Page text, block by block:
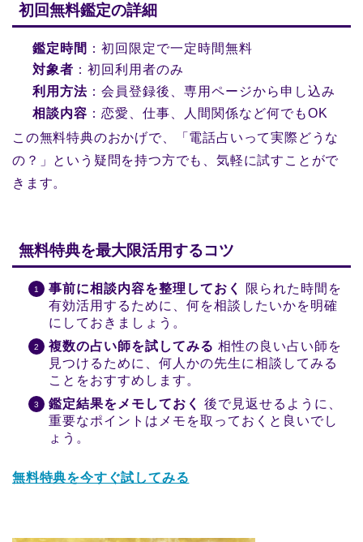
初回無料鑑定の詳細
鑑定時間 ：初回限定で一定時間無料
対象者 ：初回利用者のみ
利用方法 ：会員登録後、専用ページから申し込み
相談内容 ：恋愛、仕事、人間関係など何でもOK
この無料特典のおかげで、「電話占いって実際どうな
の？」という疑問を持つ方でも、気軽に試すことがで
きます。
無料特典を最大限活用するコツ
事前に相談内容を整理しておく
限られた時間を
有効活用するために、何を相談したいかを明確
にしておきましょう。
複数の占い師を試してみる 相性の良い占い師を
見つけるために、何人かの先生に相談してみる
ことをおすすめします。
鑑定結果をメモしておく
後で見返せるように、
重要なポイントはメモを取っておくと良いでし
ょう。
無料特典を今すぐ試してみる